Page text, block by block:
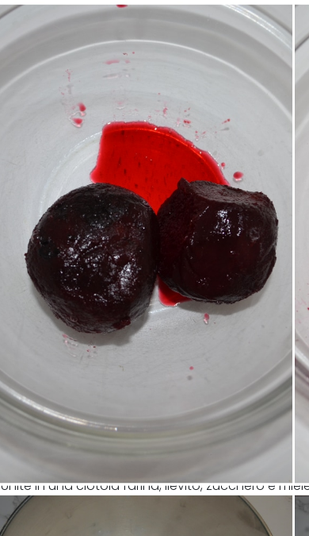
Innanzitutto scolate le barbabietole, tagliatele a
Unite in una ciotola farina, lievito, zucchero e
e unite prima la barbabietola e poi il latte.